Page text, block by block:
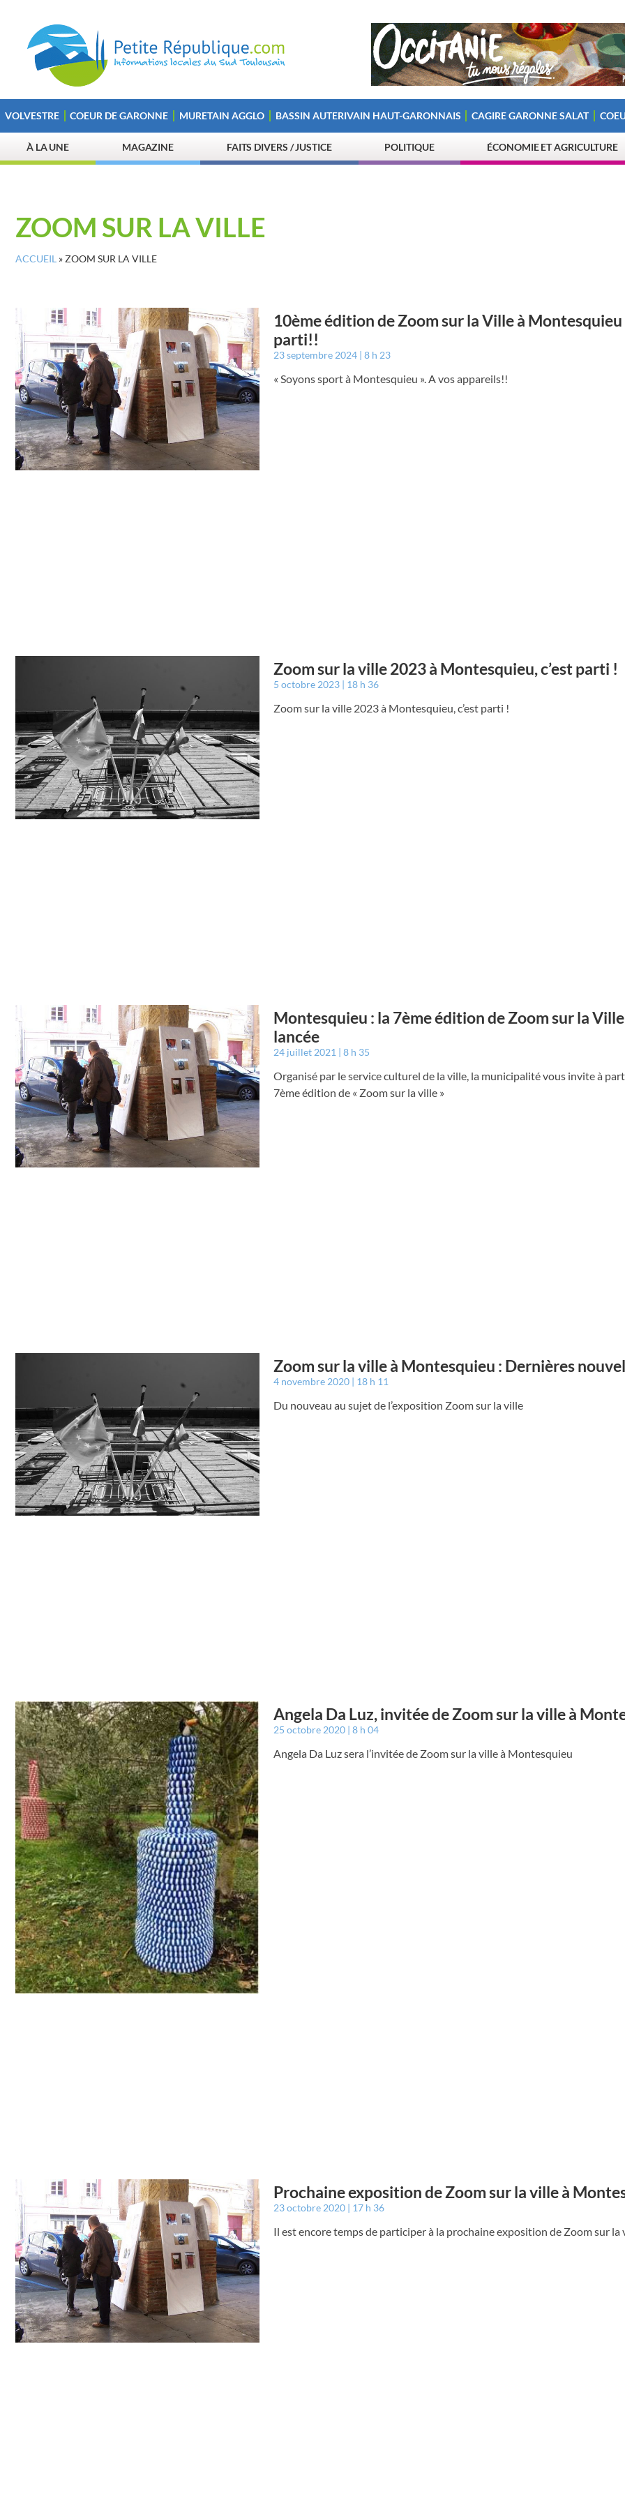
VOLVESTRE COEUR DE GARONNE MURETAIN AGGLO BASSIN AUTERIVAIN HAUT-GARONNAIS CAGIRE GARONNE SALAT
À LA UNE MAGAZINE FAITS DIVERS / JUSTICE POLITIQUE ÉCONOMIE ET AGRICULTURE
ZOOM SUR LA VILLE
ACCUEIL »ZOOM SUR LA VILLE
10ème édition de Zoom sur la Ville à Montesquieu
parti!!
23 septembre 2024 8 h 23
« Soyons sport à Montesquieu ». A vos appareils!!
Zoom sur la ville 2023 à Montesquieu, c’est parti !
5 octobre 2023 18 h 36
Zoom sur la ville 2023 à Montesquieu, c’est parti !
Montesquieu : la 7ème édition de Zoom sur la
lancée
24 juillet 2021 8 h 35
Organisé par le service culturel de la ville, la municipalité vous invite à
7ème édition de « Zoom sur la ville »
Zoom sur la ville à Montesquieu : Dernières
4 novembre 2020 18 h 11
Du nouveau au sujet de l’exposition Zoom sur la ville
Angela Da Luz, invitée de Zoom sur la ville à
25 octobre 2020 8 h 04
Angela Da Luz sera l’invitée de Zoom sur la ville à Montesquieu
Prochaine exposition de Zoom sur la ville à
23 octobre 2020 17 h 36
Il est encore temps de participer à la prochaine exposition de Zoom sur la